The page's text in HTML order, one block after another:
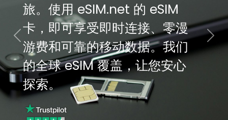
旅。使用 eSIM.net 的 eSIM
卡，即可享受即时连接、零漫
游费和可靠的移动数据。我们
的全球 eSIM 覆盖，让您安心
探索。
Previous Next